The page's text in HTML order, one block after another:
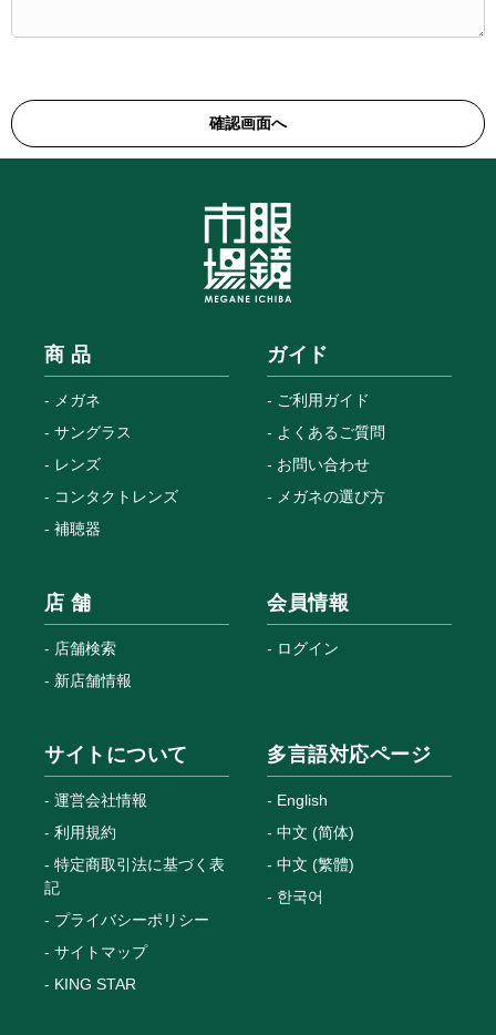
商 品
メガネ
サングラス
レンズ
コンタクトレンズ
補聴器
ガイド
ご利用ガイド
よくあるご質問
お問い合わせ
メガネの選び方
店 舗
店舗検索
新店舗情報
会員情報
ログイン
サイトについて
運営会社情報
利用規約
特定商取引法に基づく表
記
プライバシーポリシー
サイトマップ
KING STAR
多言語対応ページ
English
中文 (简体)
中文 (繁體)
한국어